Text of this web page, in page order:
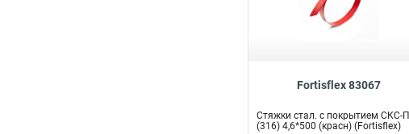
Fortisflex 83067
Стяжки стал. с покрытием СКС-П
(316) 4,6*500 (красн) (Fortisflex)